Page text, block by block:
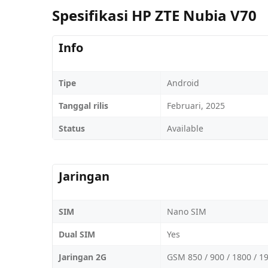
Spesifikasi HP ZTE Nubia V70
Info
Tipe
Android
Tanggal rilis
Februari, 2025
Status
Available
Jaringan
SIM
Nano SIM
Dual SIM
Yes
Jaringan 2G
GSM 850 / 900 / 1800 /